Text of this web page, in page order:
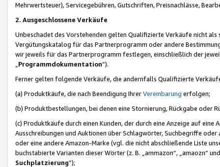
Mehrwertsteuer), Servicegebühren, Gutschriften, Preisnachlässe,
2. Ausgeschlossene Verkäufe
Unbeschadet des Vorstehenden gelten Qualifizierte Verkäufe nicht
Vergütungskatalog für das Partnerprogramm oder andere
wir jeweils für das Partnerprogramm festlegen, einschließlich der
Programmdokumentation“).
Ferner gelten folgende Verkäufe, die andernfalls Qualifizierte
(a) Produktkäufe, die nach Beendigung IhrerVereinbarung erfolgen;
(b) Produktbestellungen, bei denen eine Stornierung, Rückgabe oder
(c) Produktkäufe durch einen Kunden, der durch eine Anzeige auf
Ausschreibungen und Auktionen über Schlagwörter, Suchbegriffe
oder eine andere Amazon-Marke (vgl. die nicht abschließende Liste
buchstabierte Varianten dieser Wörter (z. B. „ammazon“, „amaozn“
Suchplatzierung”);